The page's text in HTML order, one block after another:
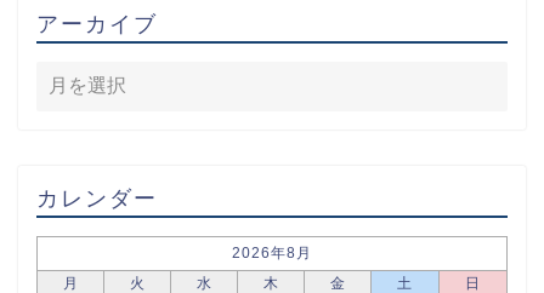
アーカイブ
カレンダー
2026年8月
月
火 水 木 金 土
日